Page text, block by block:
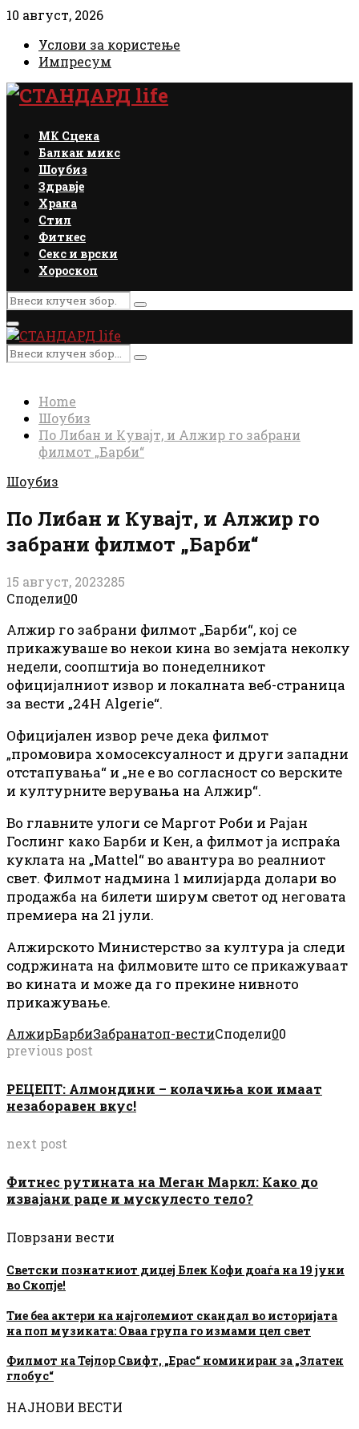
10 август, 2026
Услови за користење
Импресум
Facebook
Instagram
Email
Rss
МК Сцена
Балкан микс
Шоубиз
Здравје
Храна
Стил
Фитнес
Секс и врски
Хороскоп
Search
for:
Search
Primary
Menu
Search
for:
Search
Home
Шоубиз
По Либан и Кувајт, и Алжир го забрани
филмот „Барби“
Шоубиз
По Либан и Кувајт, и Алжир го
забрани филмот „Барби“
15 август, 2023285
Сподели00
Алжир го забрани филмот „Барби“, кој се
прикажуваше во некои кина во земјата неколку
недели, соопштија во понеделникот
официјалниот извор и локалната веб-страница
за вести „24H Algerie“.
Официјален извор рече дека филмот
„промовира хомосексуалност и други западни
отстапувања“ и „не е во согласност со верските
и културните верувања на Алжир“.
Во главните улоги се Маргот Роби и Рајан
Гослинг како Барби и Кен, а филмот ја испраќа
куклата на „Mattel“ во авантура во реалниот
свет. Филмот надмина 1 милијарда долари во
продажба на билети ширум светот од неговата
премиера на 21 јули.
Алжирското Министерство за култура ја следи
содржината на филмовите што се прикажуваат
во кината и може да го прекине нивното
прикажување.
АлжирБарбиЗабранатоп-вестиСподели00
previous post
РЕЦЕПТ: Алмондини – колачиња кои имаат
незаборавен вкус!
next post
Фитнес рутината на Меган Маркл: Како до
извајани раце и мускулесто тело?
Поврзани вести
Светски познатниот диџеј Блек Кофи доаѓа на 19 јуни
во Скопје!
Тие беа актери на најголемиот скандал во историјата
на поп музиката: Оваа група го измами цел свет
Филмот на Тејлор Свифт, „Ерас“ номиниран за „Златен
глобус“
НАЈНОВИ ВЕСТИ